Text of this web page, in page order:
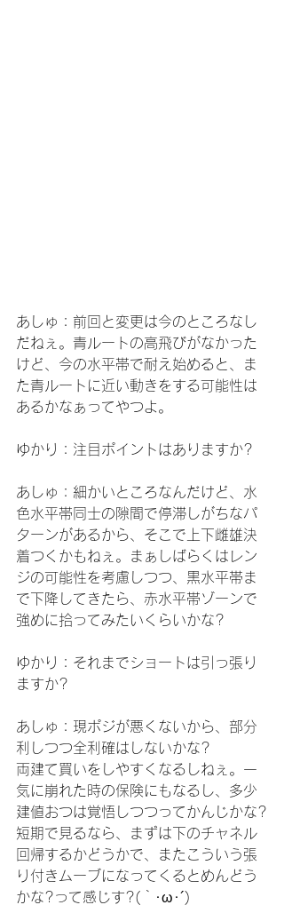
あしゅ：前回と変更は今のところなし
だねぇ。青ルートの高飛びがなかった
けど、今の水平帯で耐え始めると、ま
た青ルートに近い動きをする可能性は
あるかなぁってやつよ。
ゆかり：注目ポイントはありますか?
あしゅ：細かいところなんだけど、水
色水平帯同士の隙間で停滞しがちなパ
ターンがあるから、そこで上下雌雄決
着つくかもねぇ。まぁしばらくはレン
ジの可能性を考慮しつつ、黒水平帯ま
で下降してきたら、赤水平帯ゾーンで
強めに拾ってみたいくらいかな?
ゆかり：それまでショートは引っ張り
ますか?
あしゅ：現ポジが悪くないから、部分
利しつつ全利確はしないかな?
両建て買いをしやすくなるしねぇ。一
気に崩れた時の保険にもなるし、多少
建値おつは覚悟しつつってかんじかな?
短期で見るなら、まずは下のチャネル
回帰するかどうかで、またこういう張
り付きムーブになってくるとめんどう
かな?って感じす?(｀･ω･´)